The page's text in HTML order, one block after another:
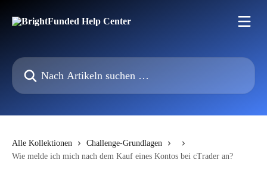
Nach Artikeln suchen …
Alle Kollektionen
Challenge-Grundlagen
Wie melde ich mich nach dem Kauf eines Kontos bei cTrader an?